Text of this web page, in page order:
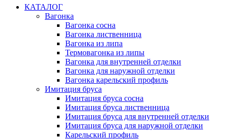
КАТАЛОГ
Вагонка
Вагонка сосна
Вагонка лиственница
Вагонка из липа
Термовагонка из липы
Вагонка для внутренней отделки
Вагонка для наружной отделки
Вагонка карельский профиль
Имитация бруса
Имитация бруса сосна
Имитация бруса лиственница
Имитация бруса для внутренней отделки
Имитация бруса для наружной отделки
Карельский профиль